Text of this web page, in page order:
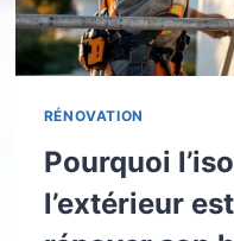
RÉNOVATION
Pourquoi
l’extérieur